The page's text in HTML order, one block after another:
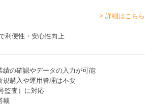
> 詳細はこちら
績の確認やデータの入力が可能
規購入や運用管理は不要
監査）に対応
載